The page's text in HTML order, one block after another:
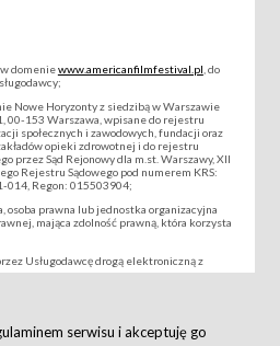
domeniewww.americanfilmfestival.pl , do
Nowe Horyzonty z siedzibą w Warszawie
00-153 Warszawa, wpisane do rejestru
społecznych i zawodowych, fundacji oraz
opieki zdrowotnej i do rejestru
przez Sąd Rejonowy dla m.st. Warszawy, XII
Rejestru Sądowego pod numerem KRS:
014, Regon: 015503904;
osoba prawna lub jednostka organizacyjna
mająca zdolność prawną, która korzysta
Usługodawcę drogą elektroniczną z
serwisu i akceptuję go